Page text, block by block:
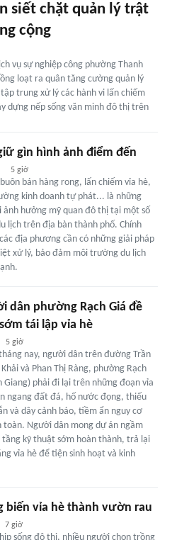
siết chặt quản lý trật
cộng
vụ sự nghiệp công phường Thanh
loạt ra quân tăng cường quản lý
trung xử lý các hành vi lấn chiếm
dựng nếp sống văn minh đô thị trên
gìn hình ảnh điểm đến
5 giờ
bán hàng rong, lấn chiếm vỉa hè,
kinh doanh tự phát... là những
ảnh hưởng mỹ quan đô thị tại một số
lịch trên địa bàn thành phố. Chính
địa phương cần có những giải pháp
xử lý, bảo đảm môi trường du lịch
dân phường Rạch Giá đề
tái lập vỉa hè
5 giờ
nay, người dân trên đường Trần
và Phan Thị Ràng, phường Rạch
Giang) phải đi lại trên những đoạn vỉa
ngang đất đá, hố nước đọng, thiếu
và dây cảnh báo, tiềm ẩn nguy cơ
toàn. Người dân mong dự án ngầm
tầng kỹ thuật sớm hoàn thành, trả lại
vỉa hè để tiện sinh hoạt và kinh
biến vỉa hè thành vườn rau
7 giờ
sống đô thị, nhiều người chọn trồng